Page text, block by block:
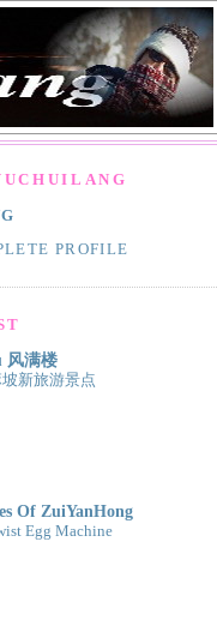
PROFILE
风满楼
坡新旅游景点
Of ZuiYanHong
Egg Machine